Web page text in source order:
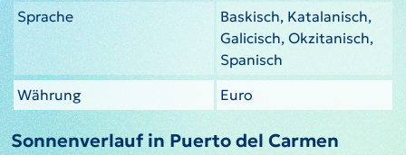
Sprache
Baskisch, Katalanisch,
Galicisch, Okzitanisch,
Spanisch
Währung
Euro
Sonnenverlauf in Puerto del Carmen